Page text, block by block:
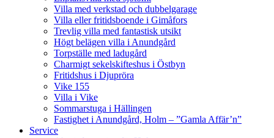
Villa med verkstad och dubbelgarage
Villa eller fritidsboende i Gimåfors
Trevlig villa med fantastisk utsikt
Högt belägen villa i Anundgård
Torpställe med ladugård
Charmigt sekelskifteshus i Östbyn
Fritidshus i Djupröra
Vike 155
Villa i Vike
Sommarstuga i Hällingen
Fastighet i Anundgård, Holm – ”Gamla Affär’n”
Service